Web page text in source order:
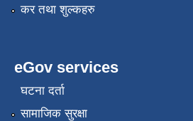
कर तथा शुल्कहरु
eGov services
घटना दर्ता
सामाजिक सुरक्षा